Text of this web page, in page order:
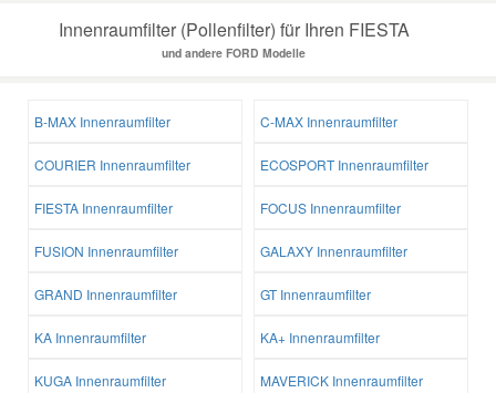
Innenraumfilter (Pollenfilter) für Ihren FIESTA
und andere FORD Modelle
B-MAX Innenraumfilter C-MAX Innenraumfilter
COURIER Innenraumfilter ECOSPORT Innenraumfilter
FIESTA Innenraumfilter FOCUS Innenraumfilter
FUSION Innenraumfilter GALAXY Innenraumfilter
GRAND Innenraumfilter GT Innenraumfilter
KA Innenraumfilter KA+ Innenraumfilter
KUGA Innenraumfilter MAVERICK Innenraumfilter